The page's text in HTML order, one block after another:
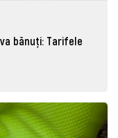
bănuţi: Tarifele